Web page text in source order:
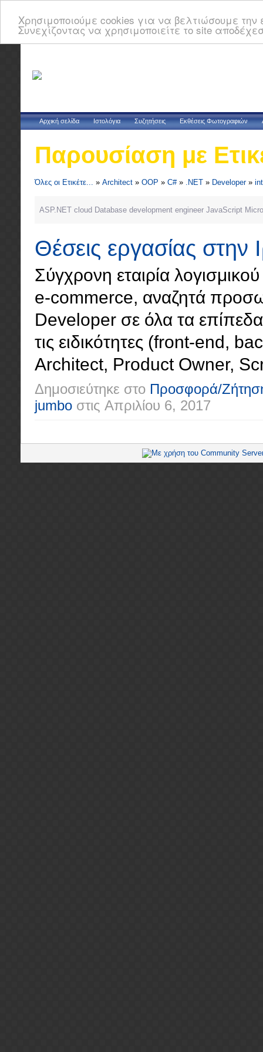
Χρησιμοποιούμε cookies για να βελτιώσουμε
Συνεχίζοντας να χρησιμοποιείτε το site
Αρχική σελίδα Ιστολόγια Συζητήσεις Εκθέσεις Φωτογραφιών
Παρουσίαση με
Όλες οι Ετικέτε... » Architect » OOP » C#» .NET » Developer»
ASP.NET cloud Database development engineer JavaScript
Θέσεις εργασίας στην
Σύγχρονη εταιρία
e-commerce, αναζητά
Developer σε όλα τα
τις ειδικότητες (front-end,
Architect, Product Owner,
Δημοσιεύτηκε στο Προσφορά/
jumbo στις Απριλίου 6, 2017